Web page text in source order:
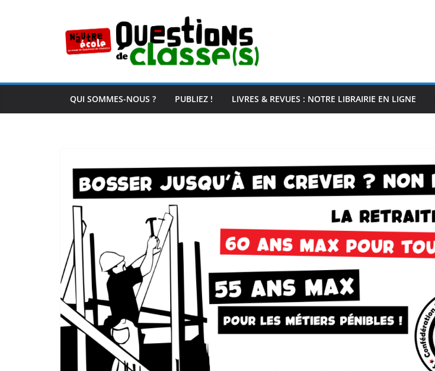
QUI SOMMES-NOUS ? PUBLIEZ ! LIVRES & REVUES : NOTRE LIBRAIRIE EN LIGNE